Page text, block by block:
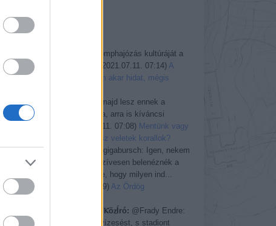
TI MONDTÁTOK
A komphajózás kultúráját a
2021.07.11. 07:14) A
sziget, amely nem akar hidat, mégis
Ha majd lesz ennek a
cikknek folytatása, arra is kíváncsi
2021.07.11. 07:08) Mentünk vagy
pusztítunk: mi lesz veletek korallok?
ROTFL Manó:
@gigabursch: Igen, nekem
is felugrott ma. Szívesen belenéznék a
blog.hu endzsinbe, hogy milyen ind...
2021.07.08. 20:19) Az Ördög
ⲘⲁⲭѴⲁl ⲂⲓrⲥⲁⲘⲁⲛ ⲔöⲍÍró: @Frady Endre:
Zorbán ellopta a vízesést, s stadiont